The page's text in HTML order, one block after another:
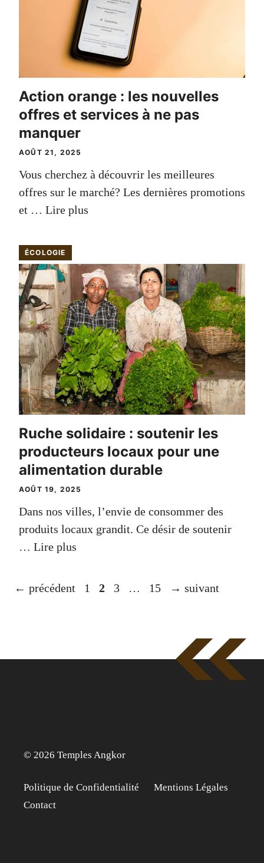
Action orange : les nouvelles
offres et services à ne pas
manquer
AOÛT 21, 2025
Vous cherchez à découvrir les meilleures
offres sur le marché? Les dernières promotions
et … Lire plus
ÉCOLOGIE
Ruche solidaire : soutenir les
producteurs locaux pour une
alimentation durable
AOÛT 19, 2025
Dans nos villes, l’envie de consommer des
produits locaux grandit. Ce désir de soutenir
… Lire plus
← précédent Page
1 Page
2 Page
3 … Page
15 → suivant
© 2026 Temples Angkor
Politique de Confidentialité
Mentions Légales
Contact